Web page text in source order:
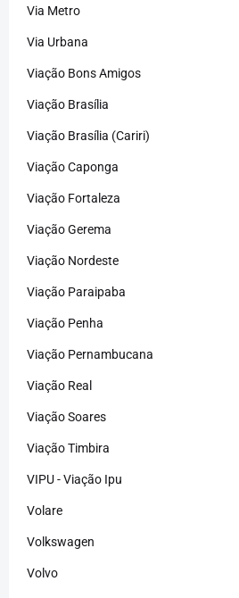
Via Metro
Via Urbana
Viação Bons Amigos
Viação Brasília
Viação Brasília (Cariri)
Viação Caponga
Viação Fortaleza
Viação Gerema
Viação Nordeste
Viação Paraipaba
Viação Penha
Viação Pernambucana
Viação Real
Viação Soares
Viação Timbira
VIPU - Viação Ipu
Volare
Volkswagen
Volvo